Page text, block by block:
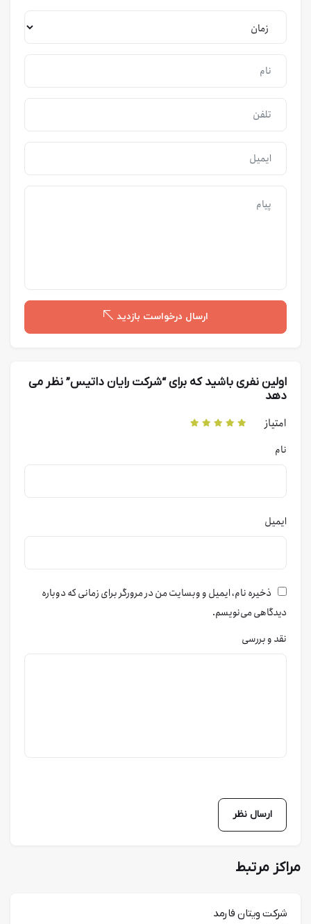
ارسال درخواست بازدید
اولین نفری باشید که برای “شرکت رایان داتیس” نظر می
دهد
امتیاز
نام
ایمیل
ذخیره نام، ایمیل و وبسایت من در مرورگر برای زمانی که دوباره
دیدگاهی می‌نویسم.
نقد و بررسی
مراکز مرتبط
شرکت ویتان فارمد